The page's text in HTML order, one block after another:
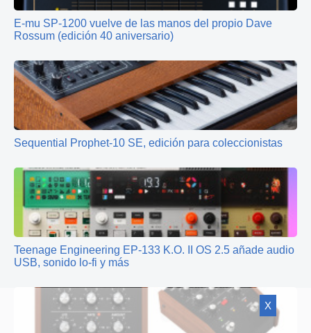
E-mu SP-1200 vuelve de las manos del propio Dave
Rossum (edición 40 aniversario)
Sequential Prophet-10 SE, edición para coleccionistas
Teenage Engineering EP‑133 K.O. II OS 2.5 añade audio
USB, sonido lo‑fi y más
X